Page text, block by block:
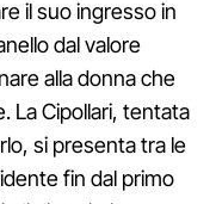
il suo ingresso in
dal valore
alla donna che
La Cipollari, tentata
si presenta tra le
fin dal primo